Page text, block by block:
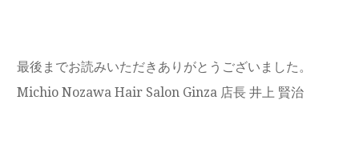
最後までお読みいただきありがとうございました。
Michio Nozawa Hair Salon Ginza 店長 井上 賢治